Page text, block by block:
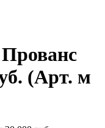
(Арт. м